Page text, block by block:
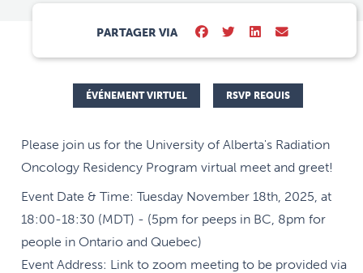
PARTAGER VIA
ÉVÉNEMENT VIRTUEL RSVP REQUIS
Please join us for the University of Alberta's Radiation
Oncology Residency Program virtual meet and greet!
Event Date & Time: Tuesday November 18th, 2025, at
18:00-18:30 (MDT) - (5pm for peeps in BC, 8pm for
people in Ontario and Quebec)
Event Address: Link to zoom meeting to be provided via